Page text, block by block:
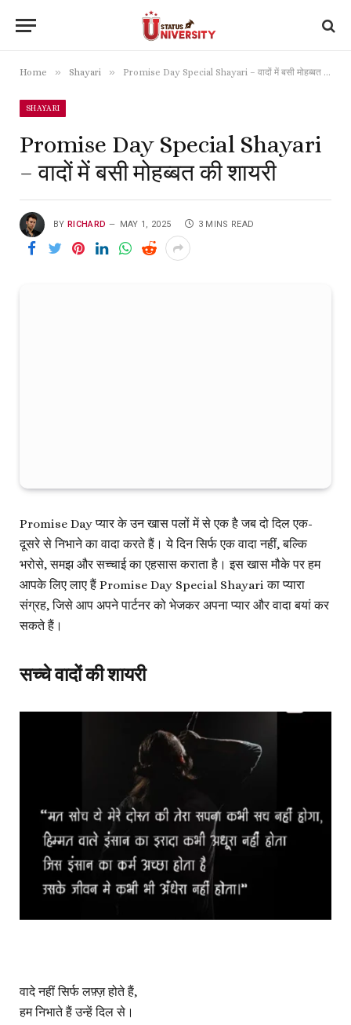
Home » Shayari » Promise Day Special Shayari – वादों में बसी मोहब्बत की शायरी
SHAYARI
Promise Day Special Shayari
– वादों में बसी मोहब्बत की शायरी
BY RICHARD MAY 1, 2025 3 MINS READ
Promise Day प्यार के उन खास पलों में से एक है जब दो दिल एक-
दूसरे से निभाने का वादा करते हैं। ये दिन सिर्फ एक वादा नहीं, बल्कि
भरोसे, समझ और सच्चाई का एहसास कराता है। इस खास मौके पर हम
आपके लिए लाए हैं Promise Day Special Shayari का प्यारा
संग्रह, जिसे आप अपने पार्टनर को भेजकर अपना प्यार और वादा बयां कर
सकते हैं।
सच्चे वादों की शायरी
वादे नहीं सिर्फ लफ़्ज़ होते हैं,
हम निभाते हैं उन्हें दिल से।